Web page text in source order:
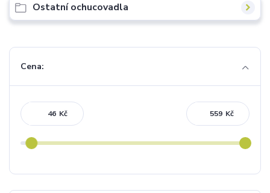
Ostatní ochucovadla
Cena:
Kč Kč